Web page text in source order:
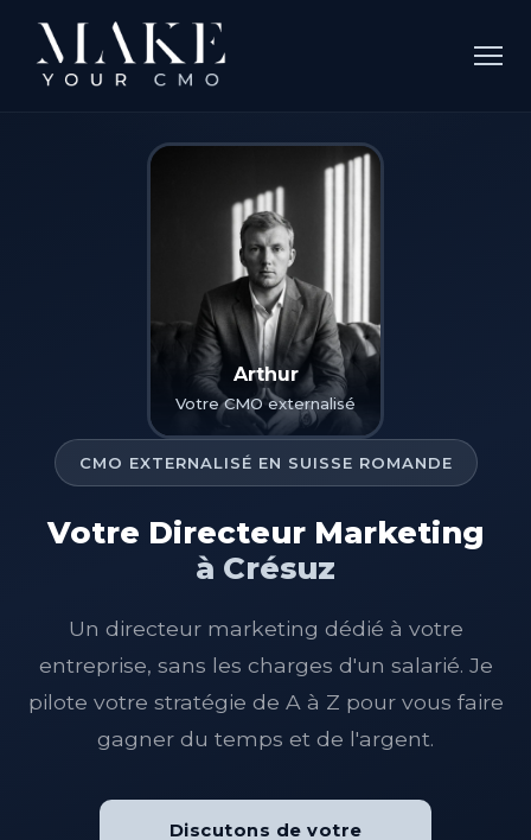
CMO EXTERNALISÉ EN SUISSE ROMANDE
Votre Directeur Marketing
à Crésuz
Un directeur marketing dédié à votre
entreprise, sans les charges d'un salarié. Je
pilote votre stratégie de A à Z pour vous faire
gagner du temps et de l'argent.
Discutons de votre
Arthur
Votre CMO externalisé